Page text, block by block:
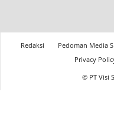
Redaksi Pedoman Media
Privacy
© PT Visi